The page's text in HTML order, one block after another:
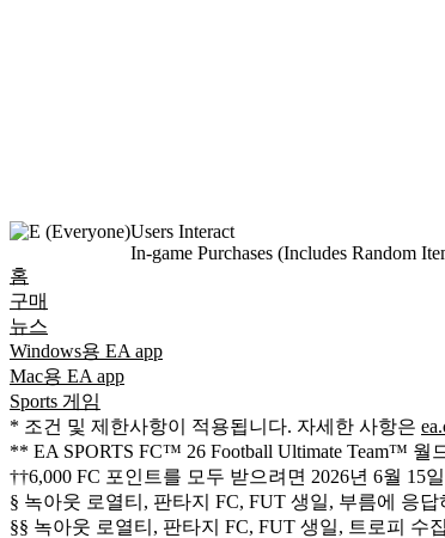
Users Interact
In-game Purchases (Includes Random
홈
구매
뉴스
Windows용 EA app
Mac용 EA app
Sports 게임
* 조건 및 제한사항이 적용됩니다. 자세한 사항은
** EA SPORTS FC™ 26 Football Ultimate Team™
††6,000 FC 포인트를 모두 받으려면 2026년 6월
§ 녹아웃 로열티, 판타지 FC, FUT 생일, 부름에 응
§§ 녹아웃 로열티, 판타지 FC, FUT 생일, 트로피 수